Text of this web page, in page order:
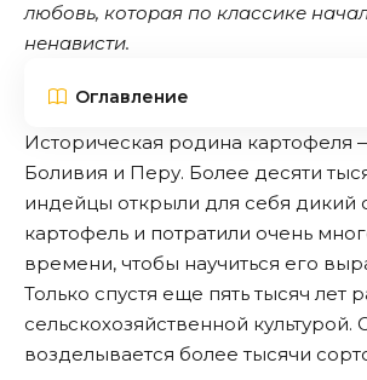
любовь, которая по классике
ненависти.
Оглавление
Историческая родина картофеля
Боливия и Перу. Более десяти
индейцы открыли для себя дикий
картофель и потратили очень
времени, чтобы научиться его
Только спустя еще пять тысяч лет
сельскохозяйственной
возделывается более тысячи